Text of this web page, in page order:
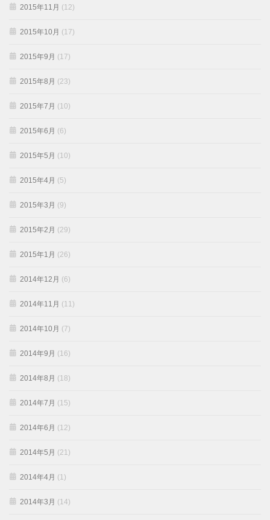
2015年11月 (12)
2015年10月 (17)
2015年9月 (17)
2015年8月 (23)
2015年7月 (10)
2015年6月 (6)
2015年5月 (10)
2015年4月 (5)
2015年3月 (9)
2015年2月 (29)
2015年1月 (26)
2014年12月 (6)
2014年11月 (11)
2014年10月 (7)
2014年9月 (16)
2014年8月 (18)
2014年7月 (15)
2014年6月 (12)
2014年5月 (21)
2014年4月 (1)
2014年3月 (14)